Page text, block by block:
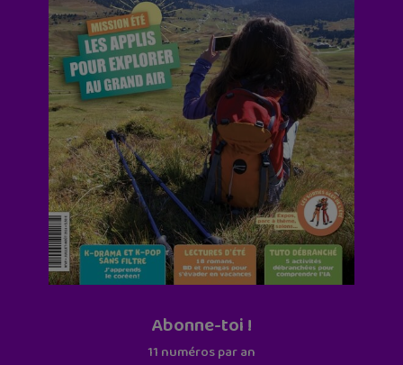
Abonne-toi !
11 numéros par an